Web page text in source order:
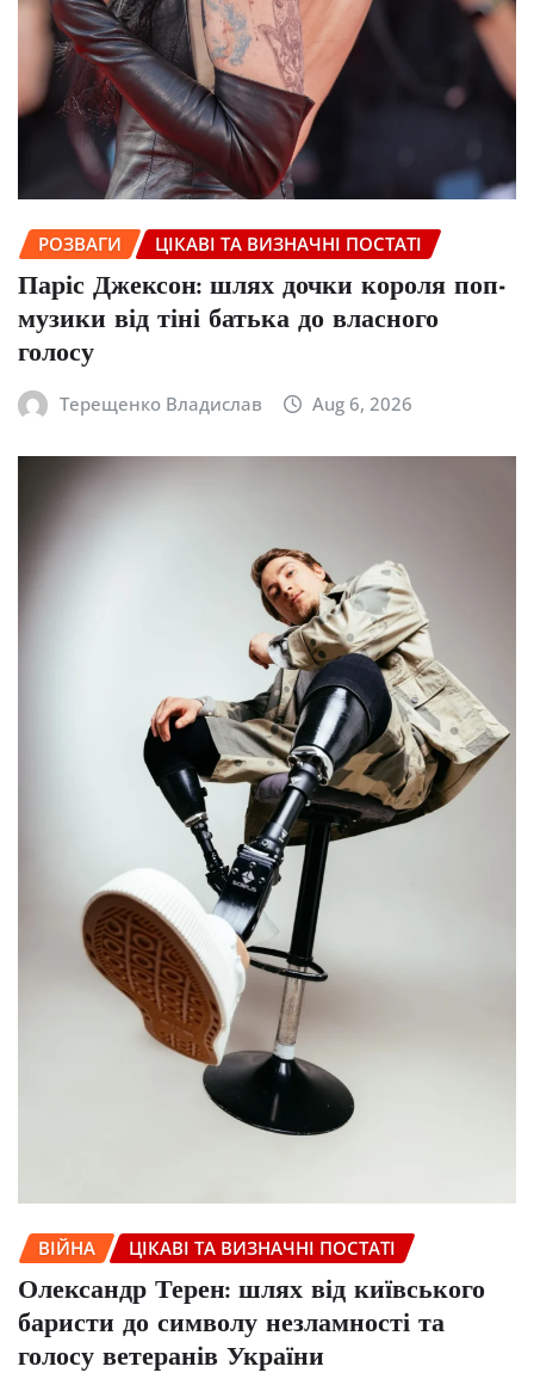
РОЗВАГИ ЦІКАВІ ТА ВИЗНАЧНІ ПОСТАТІ
Паріс Джексон: шлях дочки короля поп-
музики від тіні батька до власного
голосу
Терещенко Владислав Aug 6, 2026
ВІЙНА ЦІКАВІ ТА ВИЗНАЧНІ ПОСТАТІ
Олександр Терен: шлях від київського
баристи до символу незламності та
голосу ветеранів України